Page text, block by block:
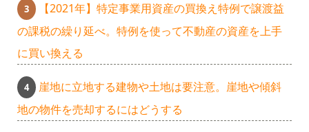
【2021年】特定事業用資産の買換え特例で譲渡益
の課税の繰り延べ。特例を使って不動産の資産を上手
に買い換える
崖地に立地する建物や土地は要注意。崖地や傾斜
地の物件を売却するにはどうする